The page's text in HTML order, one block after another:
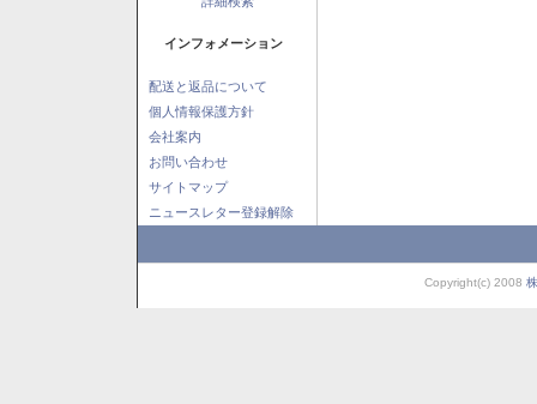
インフォメーション
配送と返品について
個人情報保護方針
会社案内
お問い合わせ
サイトマップ
ニュースレター登録解除
Copyright(c) 2008